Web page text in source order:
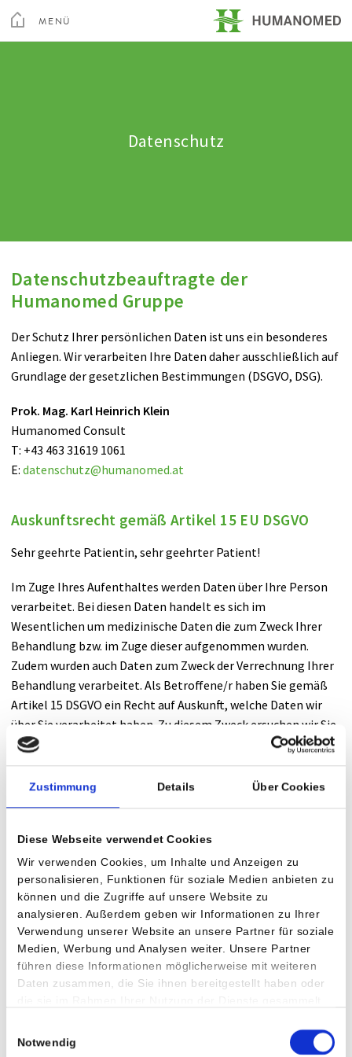
Zustimmung Details Über Cookies
Diese Webseite verwendet Cookies
Wir verwenden Cookies, um Inhalte und Anzeigen zu
personalisieren, Funktionen für soziale Medien anbieten zu
können und die Zugriffe auf unsere Website zu
analysieren. Außerdem geben wir Informationen zu Ihrer
Verwendung unserer Website an unsere Partner für soziale
Medien, Werbung und Analysen weiter. Unsere Partner
führen diese Informationen möglicherweise mit weiteren
Daten zusammen, die Sie ihnen bereitgestellt haben oder
Notwendig
Menu
MENÜ
Arztsuche
Magazin Karriere
Datenschutz
Datenschutzbeauftragte der
Humanomed Gruppe
Der Schutz Ihrer persönlichen Daten ist uns ein besonderes
Anliegen. Wir verarbeiten Ihre Daten daher ausschließlich auf
Grundlage der gesetzlichen Bestimmungen (DSGVO, DSG).
Prok. Mag. Karl Heinrich Klein
Humanomed Consult
T: +43 463 31619 1061
E: datenschutz@humanomed.at
Auskunftsrecht gemäß Artikel 15 EU DSGVO
Sehr geehrte Patientin, sehr geehrter Patient!
Im Zuge Ihres Aufenthaltes werden Daten über Ihre Person
verarbeitet. Bei diesen Daten handelt es sich im
Wesentlichen um medizinische Daten die zum Zweck Ihrer
Behandlung bzw. im Zuge dieser aufgenommen wurden.
Zudem wurden auch Daten zum Zweck der Verrechnung Ihrer
Behandlung verarbeitet. Als Betroffene/r haben Sie gemäß
Artikel 15 DSGVO ein Recht auf Auskunft, welche Daten wir
über Sie verarbeitet haben. Zu diesem Zweck ersuchen wir Sie,
das nachfolgende Formblatt auszufüllen und an uns zu
übermitteln. Ihr Auskunftsbegehren wird dann so rasch als
möglich von uns bearbeitet werden.
über Sie verarbeiteten Daten und stellt somit einen
Gesamtauszug aus unserer Datenbank dar. Dieser
Datenbankauszug enthält zwar entsprechende
Erläuterungen, allerdings dient dieser keinesfalls als
medizinisch relevante Unterlage. Sollten Sie daher Teile Ihrer
Krankengeschichte benötigen oder Informationen bzw.
Auskünfte zu Ihrer Behandlung, ersuchen wir Sie, nicht das
untenstehende Formular zu verwenden, sondern sich direkt
an die Verwaltungsleitung jenes Hauses zu wenden, in dem